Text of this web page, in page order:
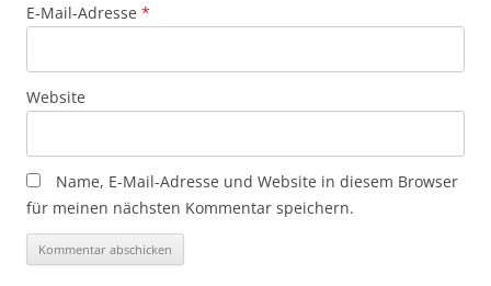
E-Mail-Adresse *
Website
Name, E-Mail-Adresse und Website in diesem Browser
für meinen nächsten Kommentar speichern.